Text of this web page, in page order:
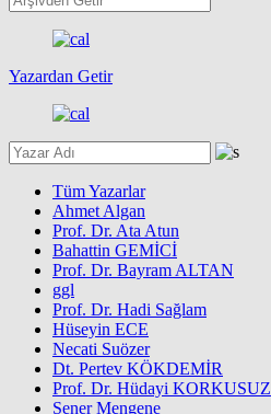
Yazardan Getir
Tüm Yazarlar
Ahmet Algan
Prof. Dr. Ata Atun
Bahattin GEMİCİ
Prof. Dr. Bayram ALTAN
ggl
Prof. Dr. Hadi Sağlam
Hüseyin ECE
Necati Suözer
Dt. Pertev KÖKDEMİR
Prof. Dr. Hüdayi KORKUSUZ
Sener Mengene